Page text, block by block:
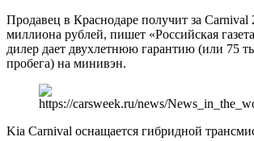
Продавец в Краснодаре получит за Carnival
миллиона рублей, пишет «Российская
дилер дает двухлетнюю гарантию (или 75
пробега) на минивэн.
Kia Carnival оснащается гибридной